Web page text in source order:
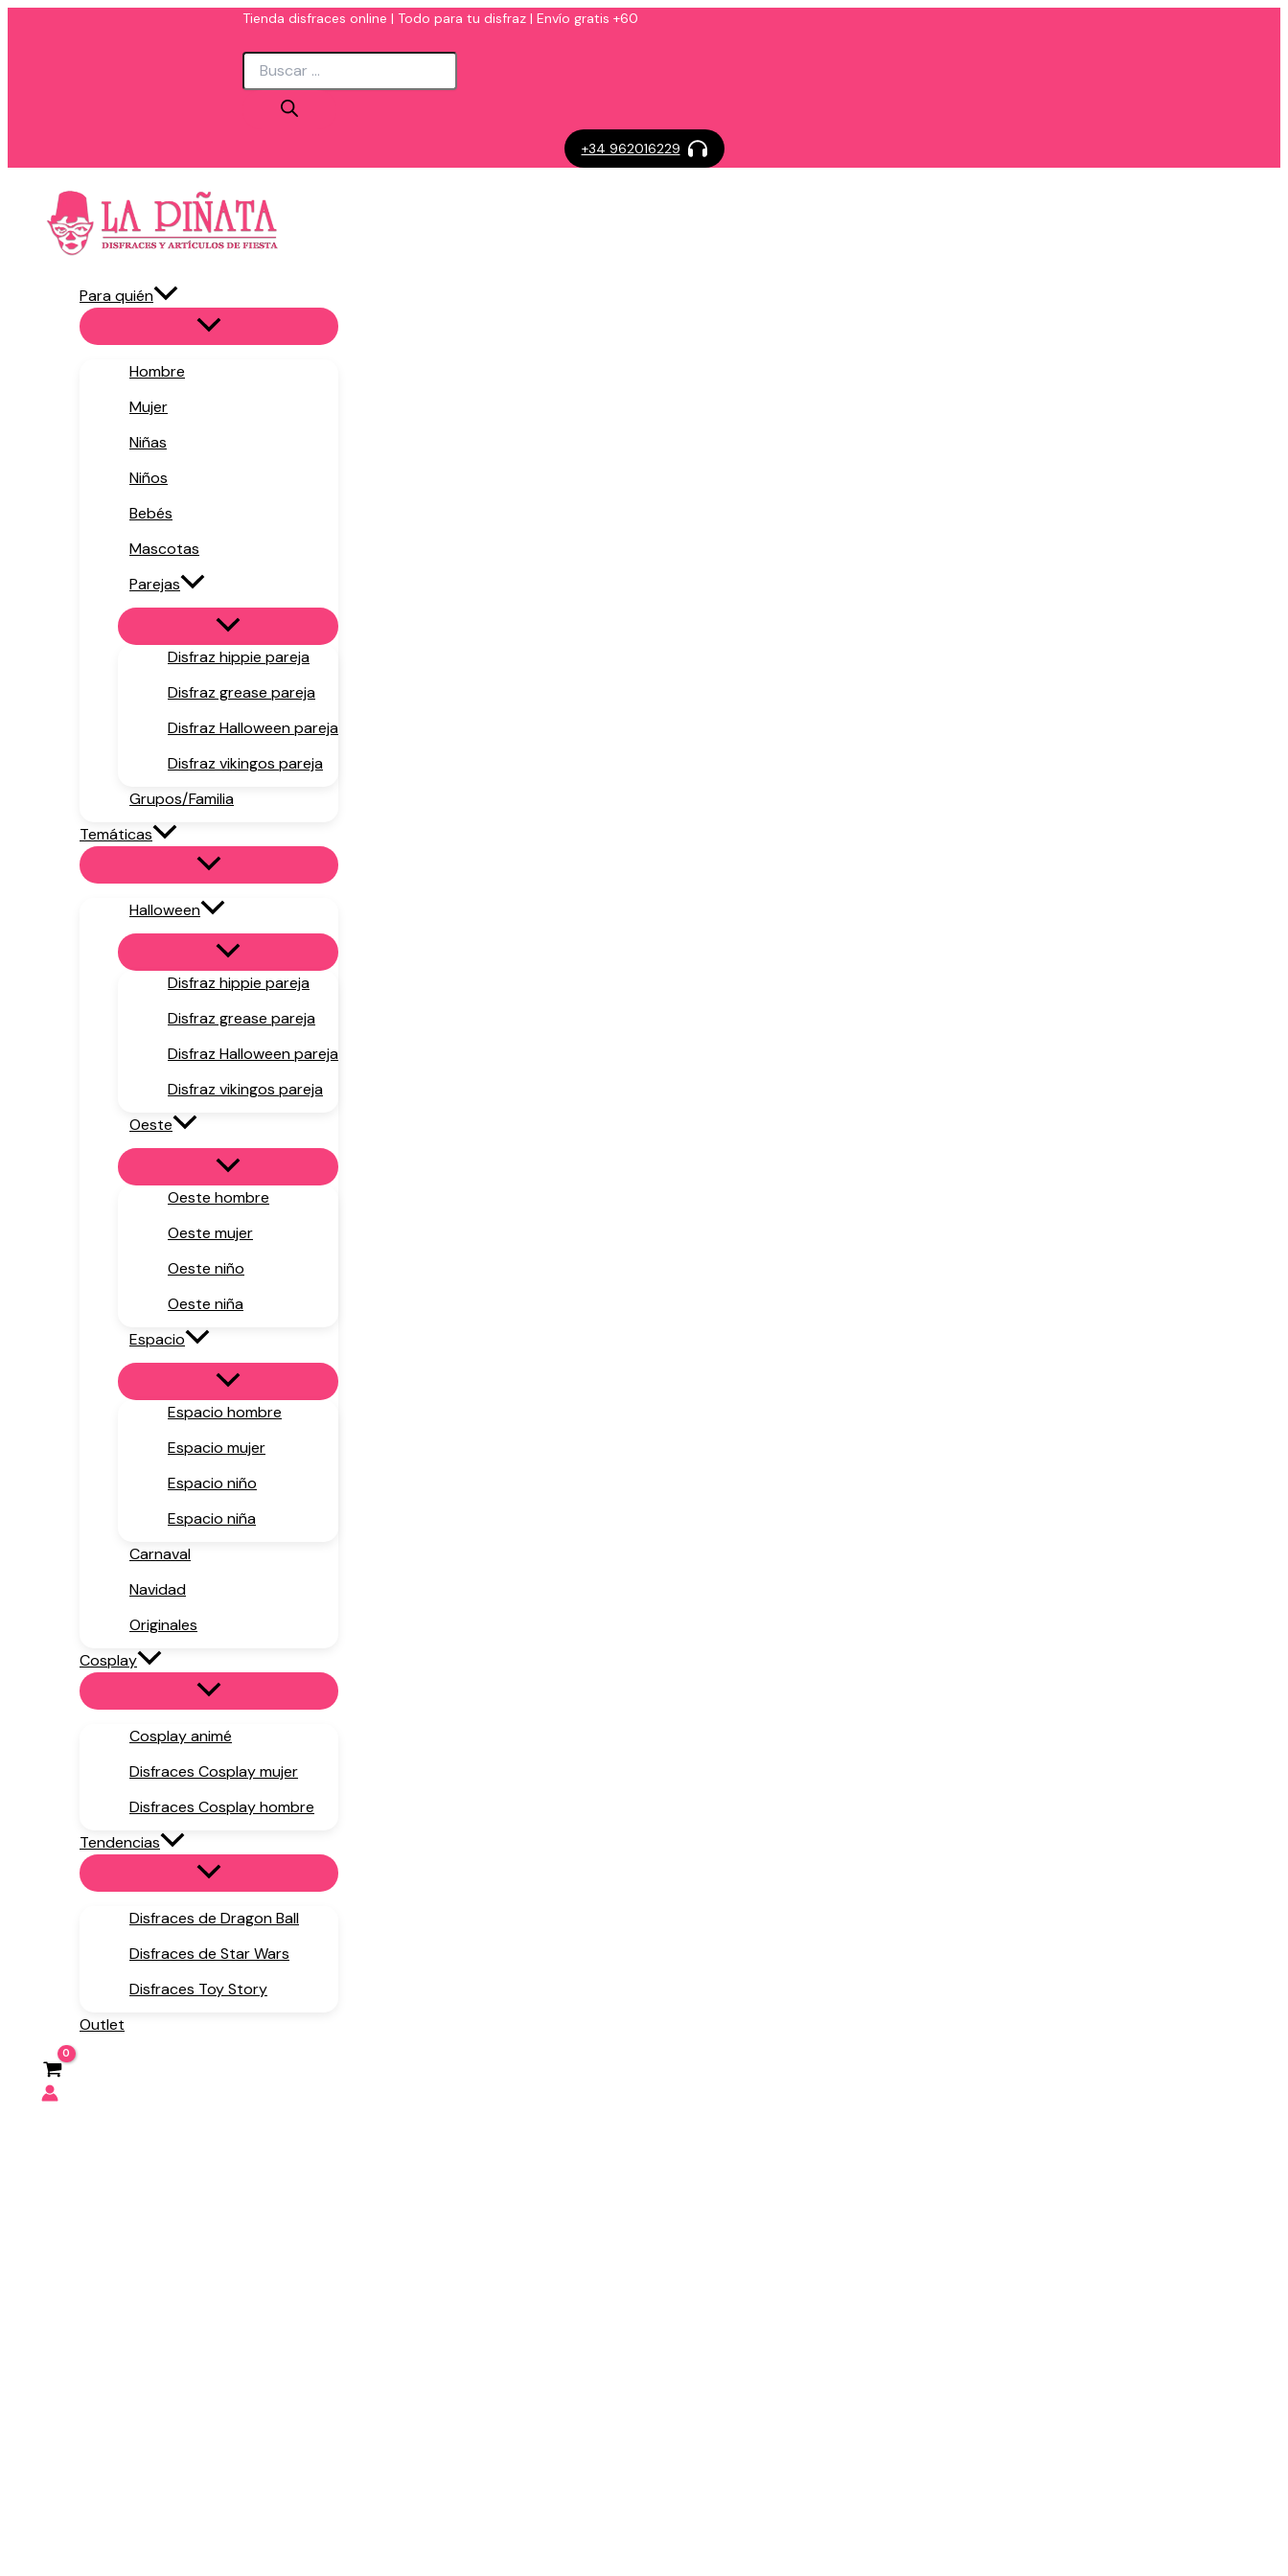
Tienda disfraces online | Todo para tu disfraz | Envío gratis +60
Búsqueda
productos
+34 962016229
Para quién
Hombre
Mujer
Niñas
Niños
Bebés
Mascotas
Parejas
Disfraz hippie pareja
Disfraz grease pareja
Disfraz Halloween pareja
Disfraz vikingos pareja
Grupos/Familia
Temáticas
Halloween
Disfraz hippie pareja
Disfraz grease pareja
Disfraz Halloween pareja
Disfraz vikingos pareja
Oeste
Oeste hombre
Oeste mujer
Oeste niño
Oeste niña
Espacio
Espacio hombre
Espacio mujer
Espacio niño
Espacio niña
Carnaval
Navidad
Originales
Cosplay
Cosplay animé
Disfraces Cosplay mujer
Disfraces Cosplay hombre
Tendencias
Disfraces de Dragon Ball
Disfraces de Star Wars
Disfraces Toy Story
Outlet